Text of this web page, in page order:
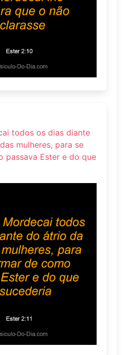
todos os dias diante
mulheres, para se
passava Ester e do que